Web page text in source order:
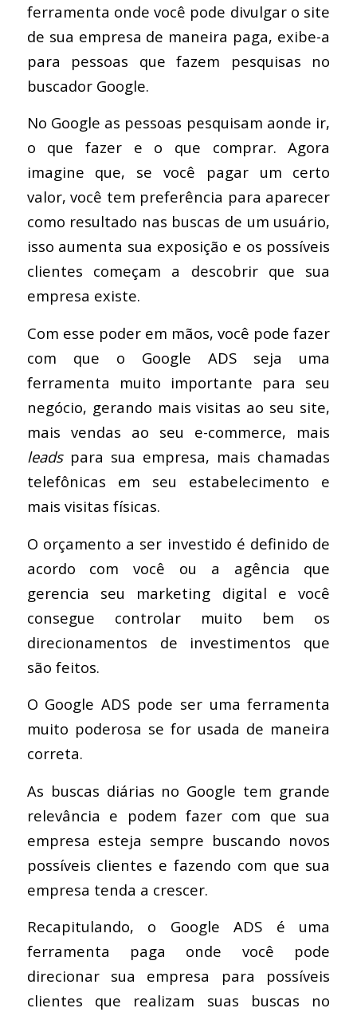
ferramenta onde você pode divulgar o site
de sua empresa de maneira paga, exibe-a
para pessoas que fazem pesquisas no
buscador Google.
No Google as pessoas pesquisam aonde ir,
o que fazer e o que comprar. Agora
imagine que, se você pagar um certo
valor, você tem preferência para aparecer
como resultado nas buscas de um usuário,
isso aumenta sua exposição e os possíveis
clientes começam a descobrir que sua
empresa existe.
Com esse poder em mãos, você pode fazer
com que o Google ADS seja uma
ferramenta muito importante para seu
negócio, gerando mais visitas ao seu site,
mais vendas ao seu e-commerce, mais
leadspara sua empresa, mais chamadas
telefônicas em seu estabelecimento e
mais visitas físicas.
O orçamento a ser investido é definido de
acordo com você ou a agência que
gerencia seu marketing digital e você
consegue controlar muito bem os
direcionamentos de investimentos que
são feitos.
O Google ADS pode ser uma ferramenta
muito poderosa se for usada de maneira
correta.
As buscas diárias no Google tem grande
relevância e podem fazer com que sua
empresa esteja sempre buscando novos
possíveis clientes e fazendo com que sua
empresa tenda a crescer.
Recapitulando, o Google ADS é uma
ferramenta paga onde você pode
direcionar sua empresa para possíveis
clientes que realizam suas buscas no